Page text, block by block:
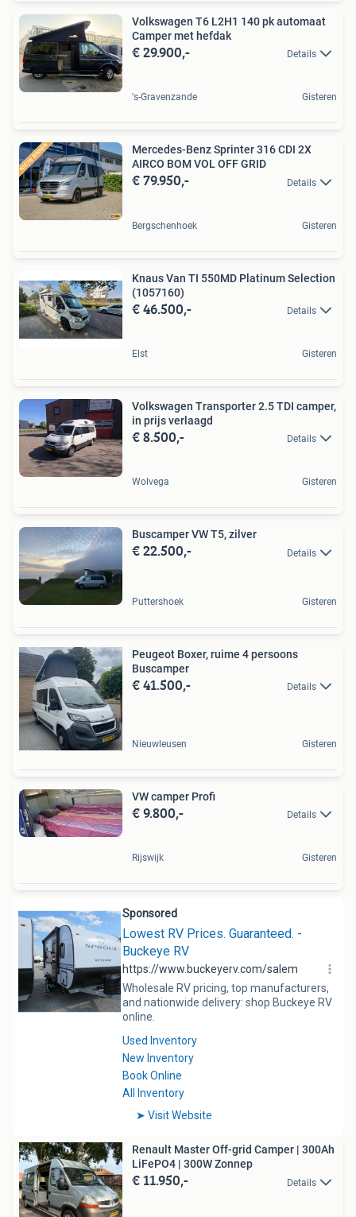
Volkswagen T6 L2H1 140 pk automaat
Camper met hefdak
€ 29.900,- Details
's-Gravenzande Gisteren
Mercedes-Benz Sprinter 316 CDI 2X
AIRCO BOM VOL OFF GRID
€ 79.950,- Details
Bergschenhoek Gisteren
Knaus Van TI 550MD Platinum Selection
(1057160)
€ 46.500,- Details
Elst Gisteren
Volkswagen Transporter 2.5 TDI camper,
in prijs verlaagd
€ 8.500,- Details
Wolvega Gisteren
Buscamper VW T5, zilver
€ 22.500,- Details
Puttershoek Gisteren
Peugeot Boxer, ruime 4 persoons
Buscamper
€ 41.500,- Details
Nieuwleusen Gisteren
VW camper Profi
€ 9.800,- Details
Rijswijk Gisteren
Renault Master Off-grid Camper | 300Ah
LiFePO4 | 300W Zonnep
€ 11.950,- Details